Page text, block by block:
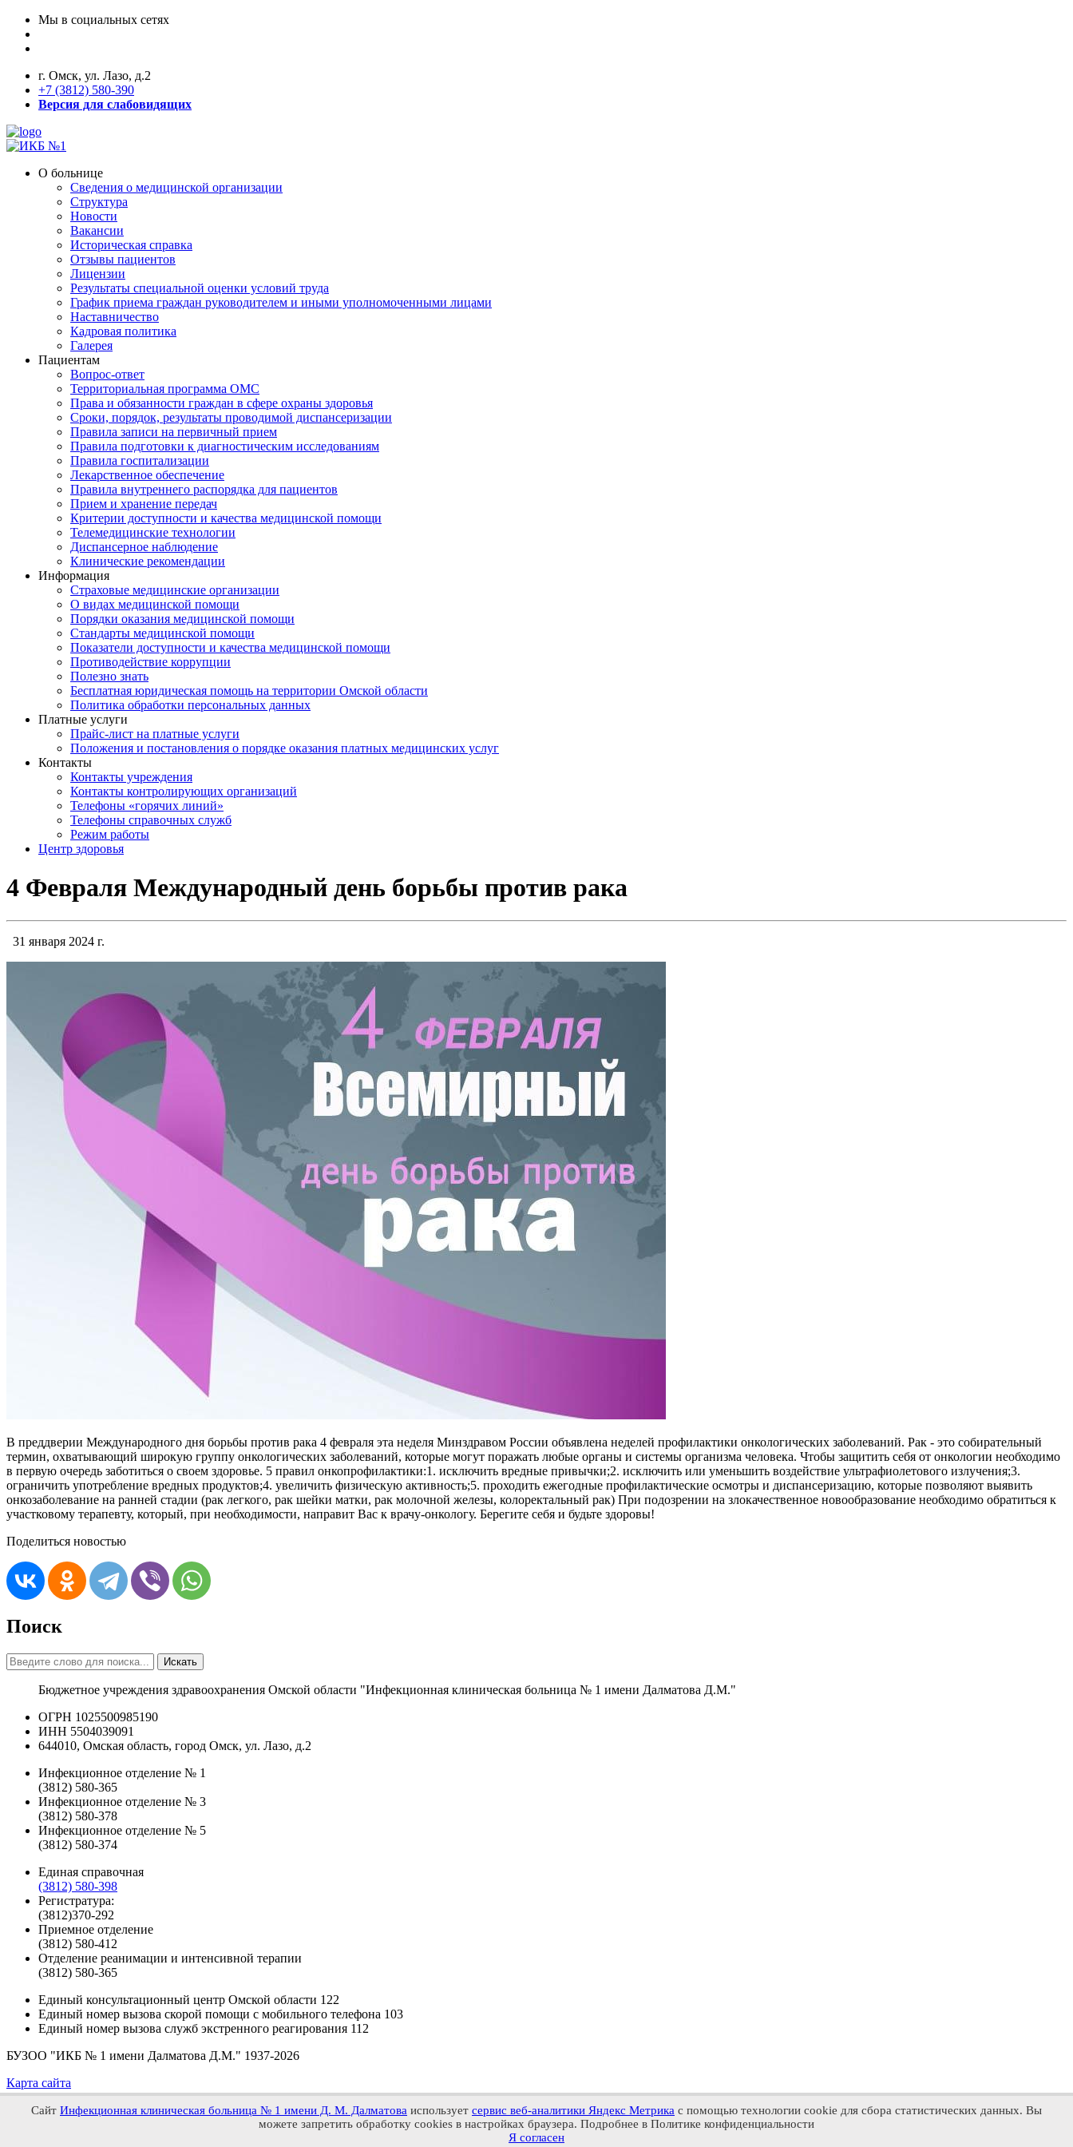
Мы в социальных сетях
г. Омск, ул. Лазо, д.2
+7 (3812) 580-390
Версия для слабовидящих
О больнице
Сведения о медицинской организации
Структура
Новости
Вакансии
Историческая справка
Отзывы пациентов
Лицензии
Результаты специальной оценки условий труда
График приема граждан руководителем и иными уполномоченными лицами
Наставничество
Кадровая политика
Галерея
Пациентам
Вопрос-ответ
Территориальная программа ОМС
Права и обязанности граждан в сфере охраны здоровья
Сроки, порядок, результаты проводимой диспансеризации
Правила записи на первичный прием
Правила подготовки к диагностическим исследованиям
Правила госпитализации
Лекарственное обеспечение
Правила внутреннего распорядка для пациентов
Прием и хранение передач
Критерии доступности и качества медицинской помощи
Телемедицинские технологии
Диспансерное наблюдение
Клинические рекомендации
Информация
Страховые медицинские организации
О видах медицинской помощи
Порядки оказания медицинской помощи
Стандарты медицинской помощи
Показатели доступности и качества медицинской помощи
Противодействие коррупции
Полезно знать
Бесплатная юридическая помощь на территории Омской области
Политика обработки персональных данных
Платные услуги
Прайс-лист на платные услуги
Положения и постановления о порядке оказания платных медицинских услуг
Контакты
Контакты учреждения
Контакты контролирующих организаций
Телефоны «горячих линий»
Телефоны справочных служб
Режим работы
Центр здоровья
4 Февраля Международный день борьбы против рака
31 января 2024 г.
В преддверии Международного дня борьбы против рака 4 февраля эта неделя Минздравом России объявлена неделей профилактики онкологических заболеваний. Рак - это собирательный
термин, охватывающий широкую группу онкологических заболеваний, которые могут поражать любые органы и системы организма человека. Чтобы защитить себя от онкологии необходимо
в первую очередь заботиться о своем здоровье. 5 правил онкопрофилактики:1. исключить вредные привычки;2. исключить или уменьшить воздействие ультрафиолетового излучения;3.
ограничить употребление вредных продуктов;4. увеличить физическую активность;5. проходить ежегодные профилактические осмотры и диспансеризацию, которые позволяют выявить
онкозаболевание на ранней стадии (рак легкого, рак шейки матки, рак молочной железы, колоректальный рак) При подозрении на злокачественное новообразование необходимо обратиться к
участковому терапевту, который, при необходимости, направит Вас к врачу-онкологу. Берегите себя и будьте здоровы!
Поделиться новостью
Поиск
Искать
Бюджетное учреждения здравоохранения Омской области "Инфекционная клиническая больница № 1 имени Далматова Д.М."
ОГРН 1025500985190
ИНН 5504039091
644010, Омская область, город Омск, ул. Лазо, д.2
Инфекционное отделение № 1
(3812) 580-365
Инфекционное отделение № 3
(3812) 580-378
Инфекционное отделение № 5
(3812) 580-374
Единая справочная
(3812) 580-398
Регистратура:
(3812)370-292
Приемное отделение
(3812) 580-412
Отделение реанимации и интенсивной терапии
(3812) 580-365
Единый консультационный центр Омской области 122
Единый номер вызова скорой помощи с мобильного телефона 103
Единый номер вызова служб экстренного реагирования 112
БУЗОО "ИКБ № 1 имени Далматова Д.М." 1937-2026
Карта сайта
Сайт Инфекционная клиническая больница № 1 имени Д. М. Далматова использует сервис веб-аналитики Яндекс Метрика с помощью технологии cookie для сбора статистических данных. Вы
можете запретить обработку cookies в настройках браузера. Подробнее в Политике конфиденциальности
Я согласен